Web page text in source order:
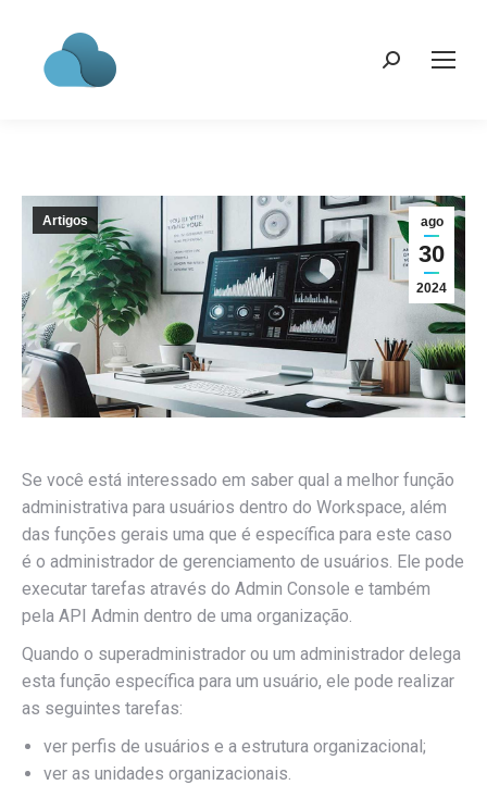
Search:
ago
30
2024
Artigos
Se você está interessado em saber qual a melhor função
administrativa para usuários dentro do Workspace, além
das funções gerais uma que é específica para este caso
é o administrador de gerenciamento de usuários. Ele pode
executar tarefas através do Admin Console e também
pela API Admin dentro de uma organização.
Quando o superadministrador ou um administrador delega
esta função específica para um usuário, ele pode realizar
as seguintes tarefas:
ver perfis de usuários e a estrutura organizacional;
ver as unidades organizacionais.